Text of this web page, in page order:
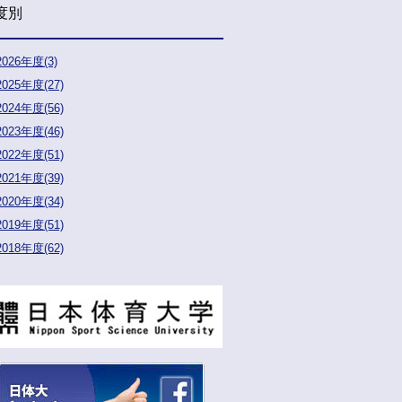
別
年度(3)
年度(27)
年度(56)
年度(46)
年度(51)
年度(39)
年度(34)
年度(51)
年度(62)